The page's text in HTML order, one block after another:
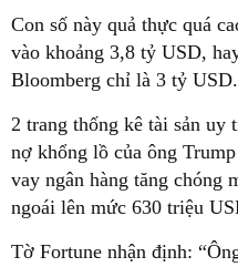
Con số này quả thực quá
vào khoảng 3,8 tỷ USD,
Bloomberg chỉ là 3 tỷ USD.
2 trang thống kê tài sản uy
nợ khổng lồ của ông
vay ngân hàng tăng chóng
ngoái lên mức 630 triệu
Tờ Fortune nhận định: